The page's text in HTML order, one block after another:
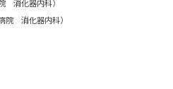
消化器内科）
院 消化器内科）